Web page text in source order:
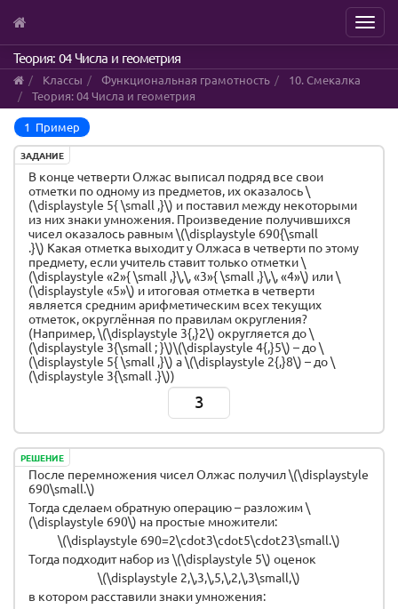
Skip
to
main
content
Menu
Теория: 04 Числа и геометрия
Классы Функциональная грамотность
10. Смекалка
Теория: 04 Числа и геометрия
1 Пример
ЗАДАНИЕ
В конце четверти Олжас выписал подряд все свои
отметки по одному из предметов, их оказалось \
(\displaystyle 5{ \small ,}\) и поставил между некоторыми
из них знаки умножения. Произведение получившихся
чисел оказалось равным \(\displaystyle 690{\small
.}\) Какая отметка выходит у Олжаса в четверти по этому
предмету, если учитель ставит только отметки \
(\displaystyle «2»{ \small ,}\,\, «3»{ \small ,}\,\, «4»\) или \
(\displaystyle «5»\) и итоговая отметка в четверти
является средним арифметическим всех текущих
отметок, округлённая по правилам округления?
(Например, \(\displaystyle 3{,}2\) округляется до \
(\displaystyle 3{\small ; }\)\(\displaystyle 4{,}5\) – до \
(\displaystyle 5{ \small ,}\) а \(\displaystyle 2{,}8\) – до \
(\displaystyle 3{\small .}\))
3
РЕШЕНИЕ
После перемножения чисел Олжас получил \(\displaystyle
690\small.\)
Тогда сделаем обратную операцию – разложим \
(\displaystyle 690\) на простые множители:
\(\displaystyle 690=2\cdot3\cdot5\cdot23\small.\)
Тогда подходит набор из \(\displaystyle 5\) оценок
\(\displaystyle 2,\,3,\,5,\,2,\,3\small,\)
в котором расставили знаки умножения: